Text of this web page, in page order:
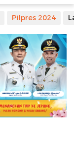
Pilpres 2024